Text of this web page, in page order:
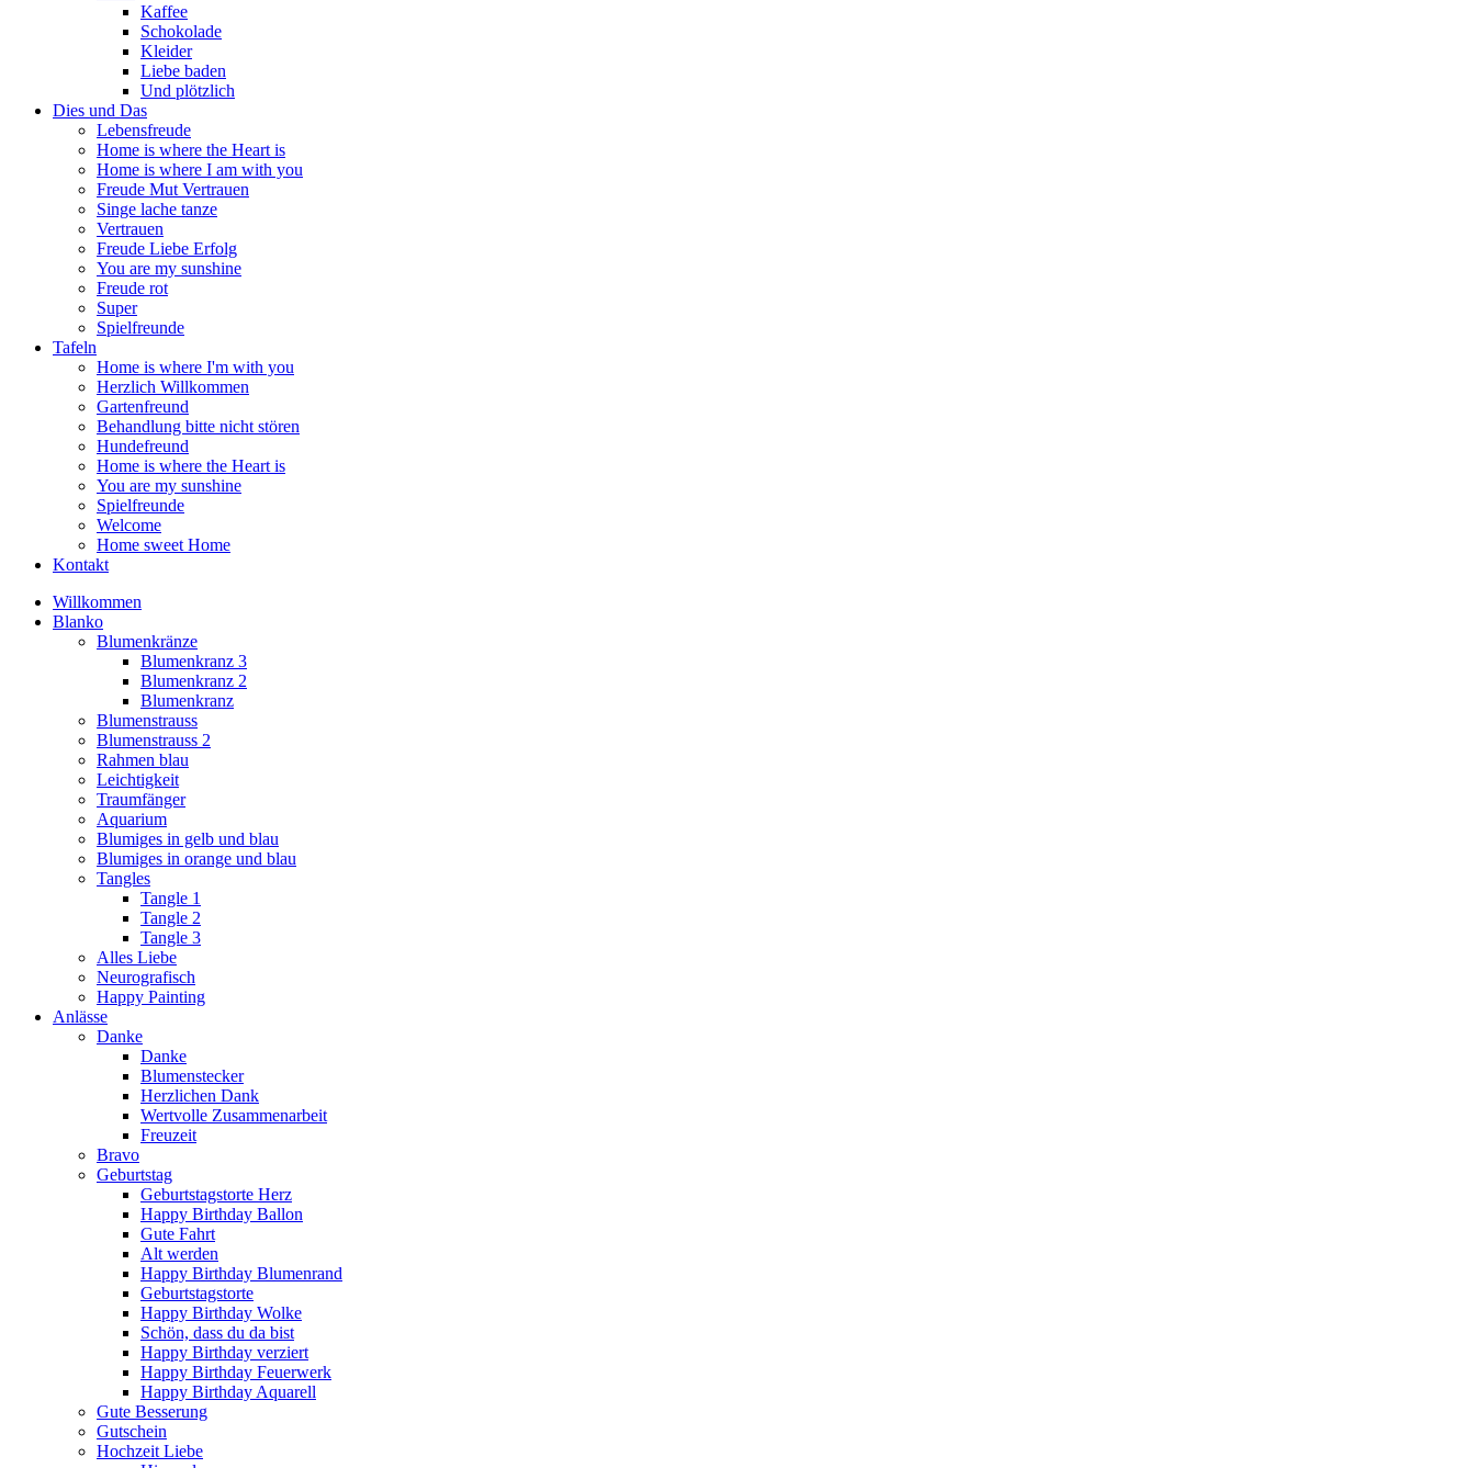
Kaffee
Schokolade
Kleider
Liebe baden
Und plötzlich
Dies und Das
Lebensfreude
Home is where the Heart is
Home is where I am with you
Freude Mut Vertrauen
Singe lache tanze
Vertrauen
Freude Liebe Erfolg
You are my sunshine
Freude rot
Super
Spielfreunde
Tafeln
Home is where I'm with you
Herzlich Willkommen
Gartenfreund
Behandlung bitte nicht stören
Hundefreund
Home is where the Heart is
You are my sunshine
Spielfreunde
Welcome
Home sweet Home
Kontakt
Willkommen
Blanko
Blumenkränze
Blumenkranz 3
Blumenkranz 2
Blumenkranz
Blumenstrauss
Blumenstrauss 2
Rahmen blau
Leichtigkeit
Traumfänger
Aquarium
Blumiges in gelb und blau
Blumiges in orange und blau
Tangles
Tangle 1
Tangle 2
Tangle 3
Alles Liebe
Neurografisch
Happy Painting
Anlässe
Danke
Danke
Blumenstecker
Herzlichen Dank
Wertvolle Zusammenarbeit
Freuzeit
Bravo
Geburtstag
Geburtstagstorte Herz
Happy Birthday Ballon
Gute Fahrt
Alt werden
Happy Birthday Blumenrand
Geburtstagstorte
Happy Birthday Wolke
Schön, dass du da bist
Happy Birthday verziert
Happy Birthday Feuerwerk
Happy Birthday Aquarell
Gute Besserung
Gutschein
Hochzeit Liebe